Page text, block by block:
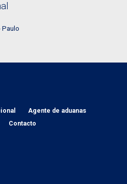
Paulo
Agente de aduanas
Contacto